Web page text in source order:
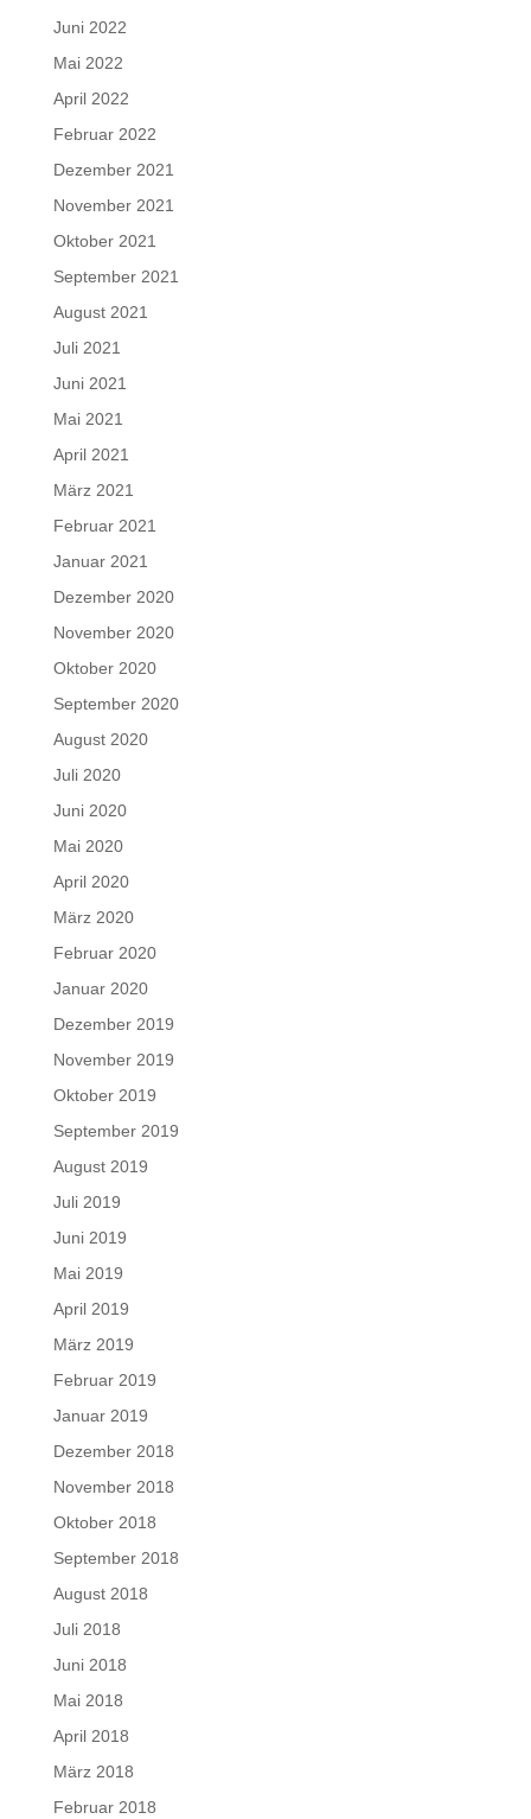
Juni 2022
Mai 2022
April 2022
Februar 2022
Dezember 2021
November 2021
Oktober 2021
September 2021
August 2021
Juli 2021
Juni 2021
Mai 2021
April 2021
März 2021
Februar 2021
Januar 2021
Dezember 2020
November 2020
Oktober 2020
September 2020
August 2020
Juli 2020
Juni 2020
Mai 2020
April 2020
März 2020
Februar 2020
Januar 2020
Dezember 2019
November 2019
Oktober 2019
September 2019
August 2019
Juli 2019
Juni 2019
Mai 2019
April 2019
März 2019
Februar 2019
Januar 2019
Dezember 2018
November 2018
Oktober 2018
September 2018
August 2018
Juli 2018
Juni 2018
Mai 2018
April 2018
März 2018
Februar 2018